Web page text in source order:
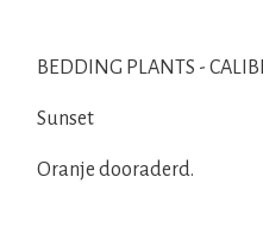
BEDDING PLANTS -
Sunset
Oranje dooraderd.